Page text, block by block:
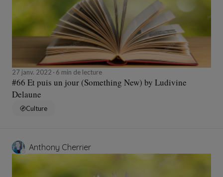
27 janv. 2022 6 min de lecture
#66 Et puis un jour (Something New) by Ludivine
Delaune
Culture
Anthony Cherrier